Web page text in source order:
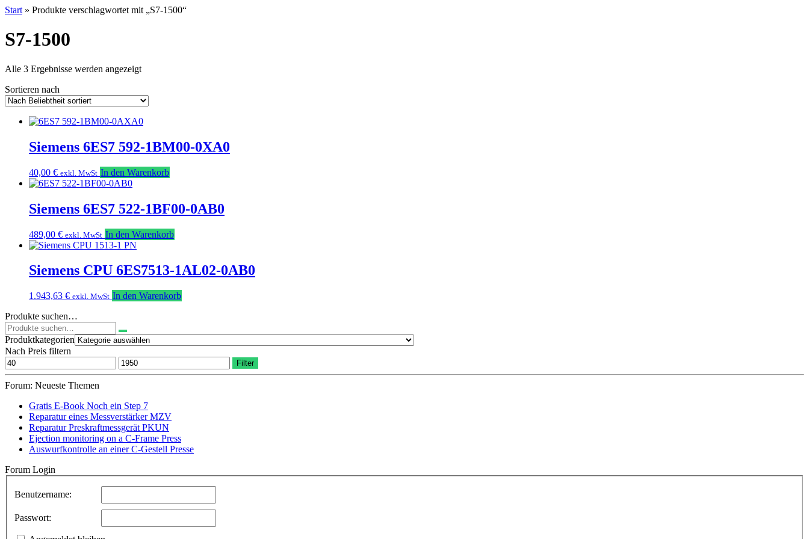
Start » Produkte verschlagwortet mit „S7-1500“
S7-1500
Alle 3 Ergebnisse werden angezeigtNach
Sortieren nach
Siemens 6ES7 592-1BM00-0XA0
40,00 € exkl. MwSt In den Warenkorb
Siemens 6ES7 522-1BF00-0AB0
489,00 € exkl. MwSt In den Warenkorb
Siemens CPU 6ES7513-1AL02-0AB0
1.943,63 € exkl. MwSt In den Warenkorb
Produkte suchen…
Suchen
nach:
Produktkategorien
Nach Preis filtern
Min.
Preis
Max.
Preis
Filter
Forum: Neueste Themen
Gratis E-Book Noch ein Step 7
Reparatur eines Messverstärker MZV
Reparatur Preskraftmessgerät PKUN
Ejection monitoring on a C-Frame Press
Auswurfkontrolle an einer C-Gestell Presse
Forum Login
Benutzername:
Passwort: